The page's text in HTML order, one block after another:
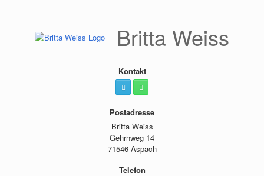
Britta Weiss
Kontakt
Postadresse
Britta Weiss
Gehrnweg 14
71546 Aspach
Telefon